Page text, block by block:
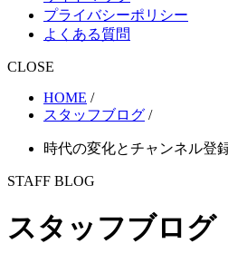
プライバシーポリシー
よくある質問
CLOSE
HOME /
スタッフブログ /
時代の変化とチャンネル登
STAFF BLOG
スタッフブログ